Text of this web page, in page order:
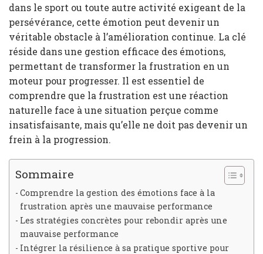
dans le sport ou toute autre activité exigeant de la
persévérance, cette émotion peut devenir un
véritable obstacle à l’amélioration continue. La clé
réside dans une gestion efficace des émotions,
permettant de transformer la frustration en un
moteur pour progresser. Il est essentiel de
comprendre que la frustration est une réaction
naturelle face à une situation perçue comme
insatisfaisante, mais qu’elle ne doit pas devenir un
frein à la progression.
Sommaire
Comprendre la gestion des émotions face à la
frustration après une mauvaise performance
Les stratégies concrètes pour rebondir après une
mauvaise performance
Intégrer la résilience à sa pratique sportive pour